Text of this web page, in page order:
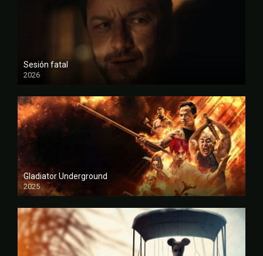
Sesión fatal
2026
FULL HD
Gladiator Underground
2025
FULL HD